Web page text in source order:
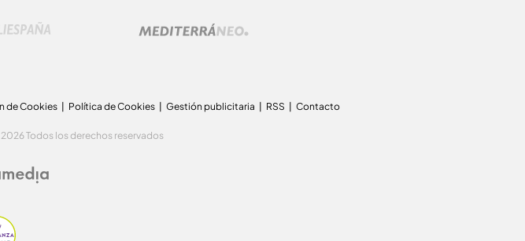
de Cookies Política de Cookies Gestión publicitaria RSS Contacto
Todos los derechos reservados